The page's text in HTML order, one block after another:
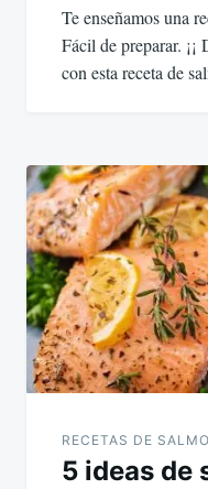
Te enseñamos una
Fácil de preparar. ¡¡
con esta receta de
RECETAS DE
5 ideas de